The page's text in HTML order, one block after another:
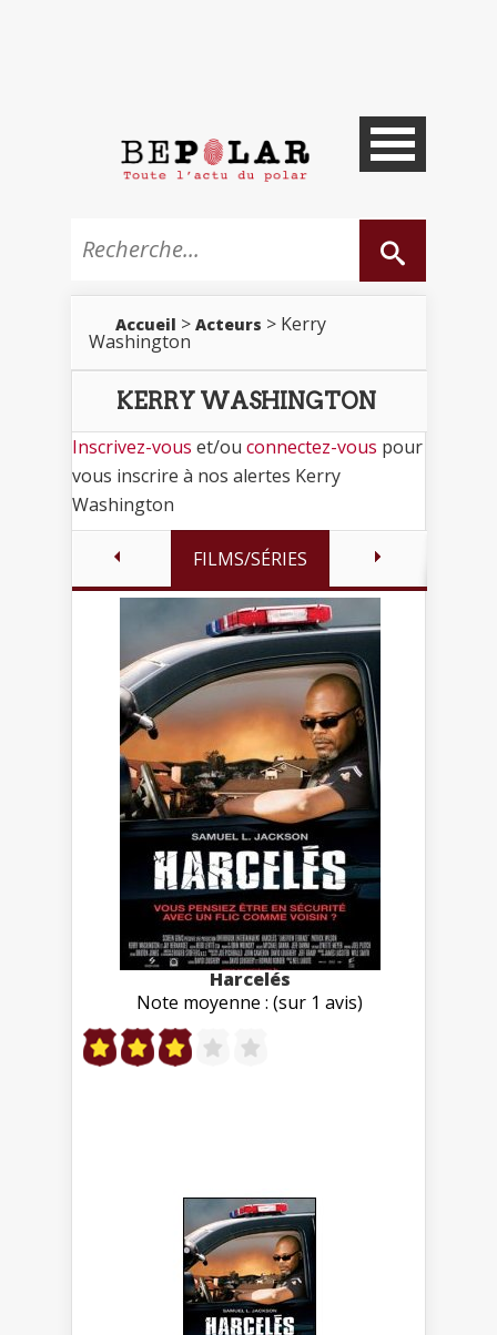
Accueil > Acteurs > Kerry
Washington
KERRY WASHINGTON
Inscrivez-vous et/ou connectez-vous pour
vous inscrire à nos alertes Kerry
Washington
FILMS/SÉRIES
Harcelés
Note moyenne : (sur 1 avis)